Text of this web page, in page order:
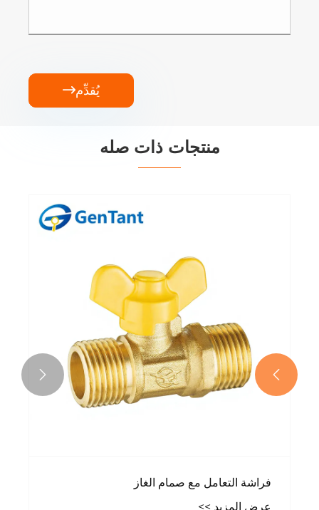
يُقدِّم
منتجات ذات صله
عرض المزيد >>

